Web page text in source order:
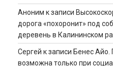
Аноним к записи
дорога «похоронит» под
деревень в Калининском
Сергей к записи Бенес Айо.
возможна только при